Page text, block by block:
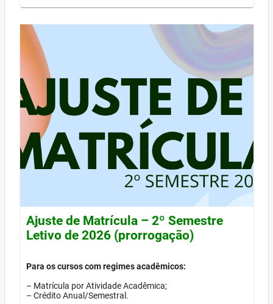
Ajuste de Matrícula – 2º Semestre
Letivo de 2026 (prorrogação)
Para os cursos com regimes acadêmicos:
– Matrícula por Atividade Acadêmica;
– Crédito Anual/Semestral.